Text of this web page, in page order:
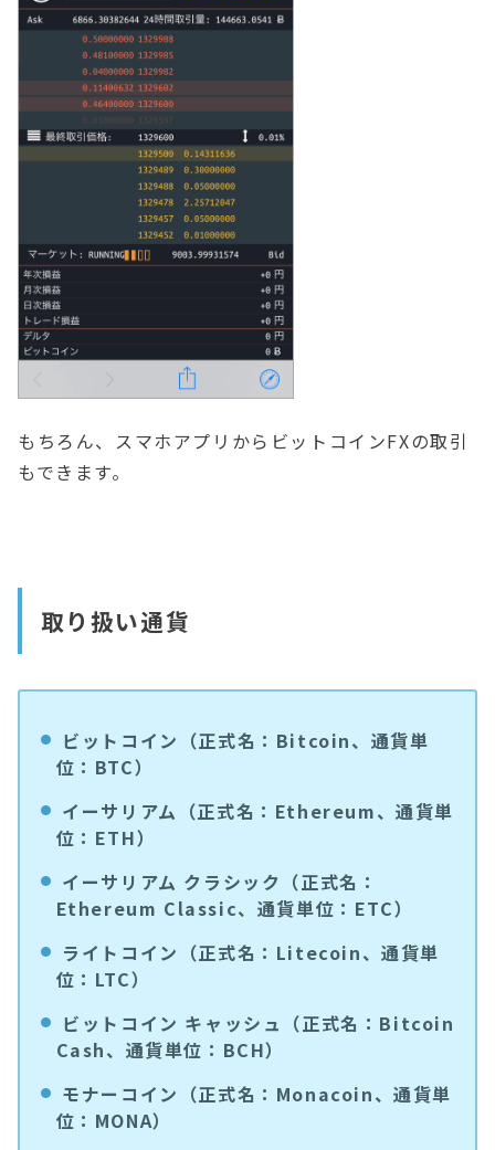
もちろん、スマホアプリからビットコインFXの取引
もできます。
取り扱い通貨
ビットコイン（正式名：Bitcoin、通貨単
位：BTC）
イーサリアム（正式名：Ethereum、通貨単
位：ETH）
イーサリアム クラシック（正式名：
Ethereum Classic、通貨単位：ETC）
ライトコイン（正式名：Litecoin、通貨単
位：LTC）
ビットコイン キャッシュ（正式名：Bitcoin
Cash、通貨単位：BCH）
モナーコイン（正式名：Monacoin、通貨単
位：MONA）